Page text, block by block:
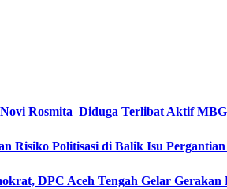
Rosmita Diduga Terlibat Aktif
Risiko Politisasi di Balik Isu
DPC Aceh Tengah Gelar